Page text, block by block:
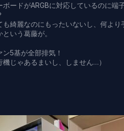
ードがARGBに対応しているのに端
綺麗なのにもったいないし、何よ
いう葛藤が。
5基が全部排気！
じゃあるまいし、しません…）